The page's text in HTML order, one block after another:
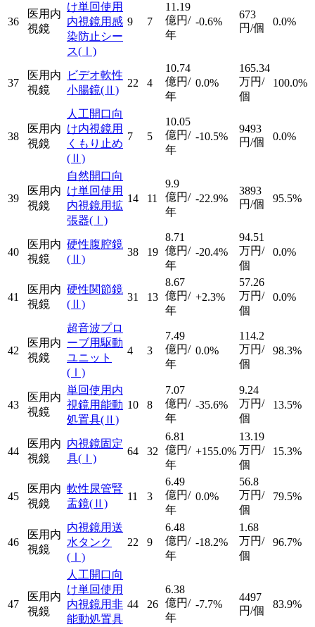
36
医用内
視鏡
け単回使用
内視鏡用感
染防止シー
ス(Ⅰ)
9 7
11.19
億円/
年
-0.6%
673
円/個
0.0%
37
医用内
視鏡
ビデオ軟性
小腸鏡(Ⅱ)
22 4
10.74
億円/
年
0.0%
165.34
万円/
個
100.0%
38
医用内
視鏡
人工開口向
け内視鏡用
くもり止め
(Ⅱ)
7 5
10.05
億円/
年
-10.5%
9493
円/個
0.0%
39
医用内
視鏡
自然開口向
け単回使用
内視鏡用拡
張器(Ⅰ)
14 11
9.9
億円/
年
-22.9%
3893
円/個
95.5%
40
医用内
視鏡
硬性腹腔鏡
(Ⅱ)
38 19
8.71
億円/
年
-20.4%
94.51
万円/
個
0.0%
41
医用内
視鏡
硬性関節鏡
(Ⅱ)
31 13
8.67
億円/
年
+2.3%
57.26
万円/
個
0.0%
42
医用内
視鏡
超音波プロ
ーブ用駆動
ユニット
(Ⅰ)
4 3
7.49
億円/
年
0.0%
114.2
万円/
個
98.3%
43
医用内
視鏡
単回使用内
視鏡用能動
処置具(Ⅱ)
10 8
7.07
億円/
年
-35.6%
9.24
万円/
個
13.5%
44
医用内
視鏡
内視鏡固定
具(Ⅰ)
64 32
6.81
億円/
年
+155.0%
13.19
万円/
個
15.3%
45
医用内
視鏡
軟性尿管腎
盂鏡(Ⅱ)
11 3
6.49
億円/
年
0.0%
56.8
万円/
個
79.5%
46
医用内
視鏡
内視鏡用送
水タンク
(Ⅰ)
22 9
6.48
億円/
年
-18.2%
1.68
万円/
個
96.7%
47
医用内
視鏡
人工開口向
け単回使用
内視鏡用非
能動処置具
44 26
6.38
億円/
年
-7.7%
4497
円/個
83.9%